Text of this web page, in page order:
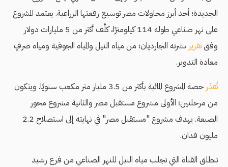
الجديدة؛ أحد أبرز محاولات مصر توسيع رقعتها الزراعية. يعتمد المشروع
على نهر صناعي طوله 114 كيلومترًا، كلَّف أكثر من 5 مليارات دولار
وفقتقرير نشرته الجارديان؛ من مياه النيل والمياه الجوفية ومياه صرفٍ
معادة التدوير.
تُقدّر
حصة المشروع المائية بأكثر من 3.5 مليار متر مكعب سنويًا. ويتكون
من مرحلتين؛ الأولى مشروع مستقبل مصر والثانية مشروع محور
الضبعة. يهدف مشروع "مستقبل مصر" في نهايته إلى استصلاح 2.2
مليون فدان.
تنطلق القناة التي تجلب مياه النيل للنهر الصناعي من فرع رشيد